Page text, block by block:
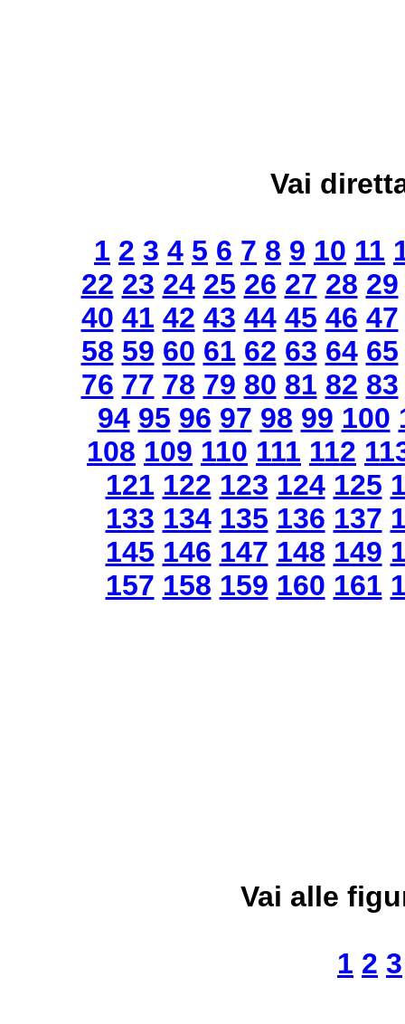
Vai
1 2 3 4 5 6 7 8 9 10 11
22 23 24 25 26 27 28 29
40 41 42 43 44 45 46 47
58 59 60 61 62 63 64 65
76 77 78 79 80 81 82 83
94 95 96 97 98 99 100
108 109 110 111 112
121 122 123 124 125
133 134 135 136 137
145 146 147 148 149
157 158 159 160 161
Vai alle
1 2 3